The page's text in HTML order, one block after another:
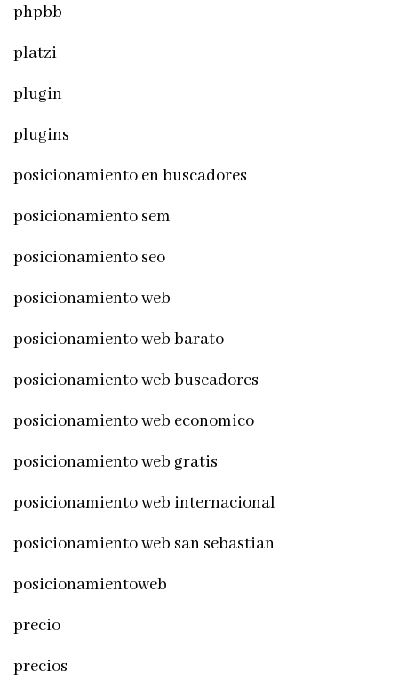
phpbb
platzi
plugin
plugins
posicionamiento en buscadores
posicionamiento sem
posicionamiento seo
posicionamiento web
posicionamiento web barato
posicionamiento web buscadores
posicionamiento web economico
posicionamiento web gratis
posicionamiento web internacional
posicionamiento web san sebastian
posicionamientoweb
precio
precios